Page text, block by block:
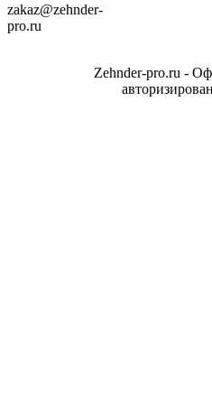
zakaz@zehnder-
pro.ru
Zehnder-pro.ru -